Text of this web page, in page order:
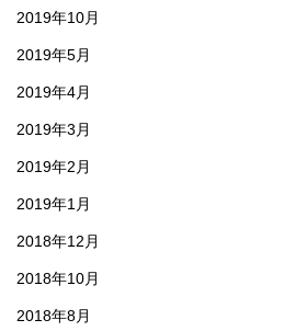
2019年10月
2019年5月
2019年4月
2019年3月
2019年2月
2019年1月
2018年12月
2018年10月
2018年8月